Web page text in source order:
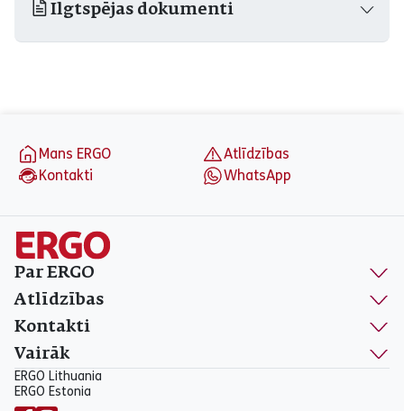
Ilgtspējas dokumenti
Mans ERGO
Atlīdzības
Kontakti
WhatsApp
Par ERGO
Atlīdzības
Kontakti
Vairāk
ERGO Lithuania
ERGO Estonia